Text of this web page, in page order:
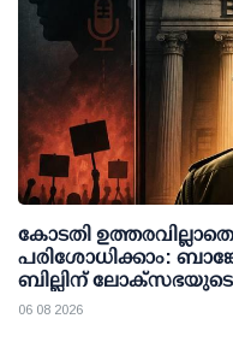
കോടതി
പരിശോധിക്കാം:
ബില്ലിന് ലോക്സഭയുടെ
06 08 2026